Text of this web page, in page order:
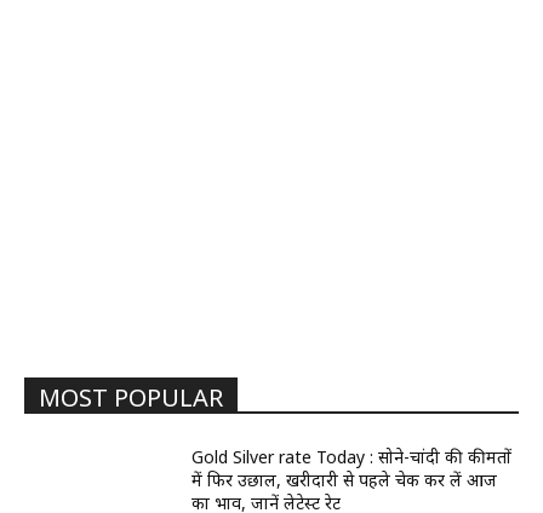
MOST POPULAR
Gold Silver rate Today : सोने-चांदी की कीमतों
में फिर उछाल, खरीदारी से पहले चेक कर लें आज
का भाव, जानें लेटेस्ट रेट